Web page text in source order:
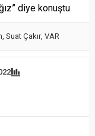
diye konuştu.
Suat Çakır, VAR